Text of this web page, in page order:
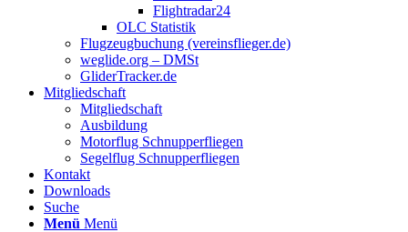
Flightradar24
OLC Statistik
Flugzeugbuchung (vereinsflieger.de)
weglide.org – DMSt
GliderTracker.de
Mitgliedschaft
Mitgliedschaft
Ausbildung
Motorflug Schnupperfliegen
Segelflug Schnupperfliegen
Kontakt
Downloads
Suche
Menü Menü